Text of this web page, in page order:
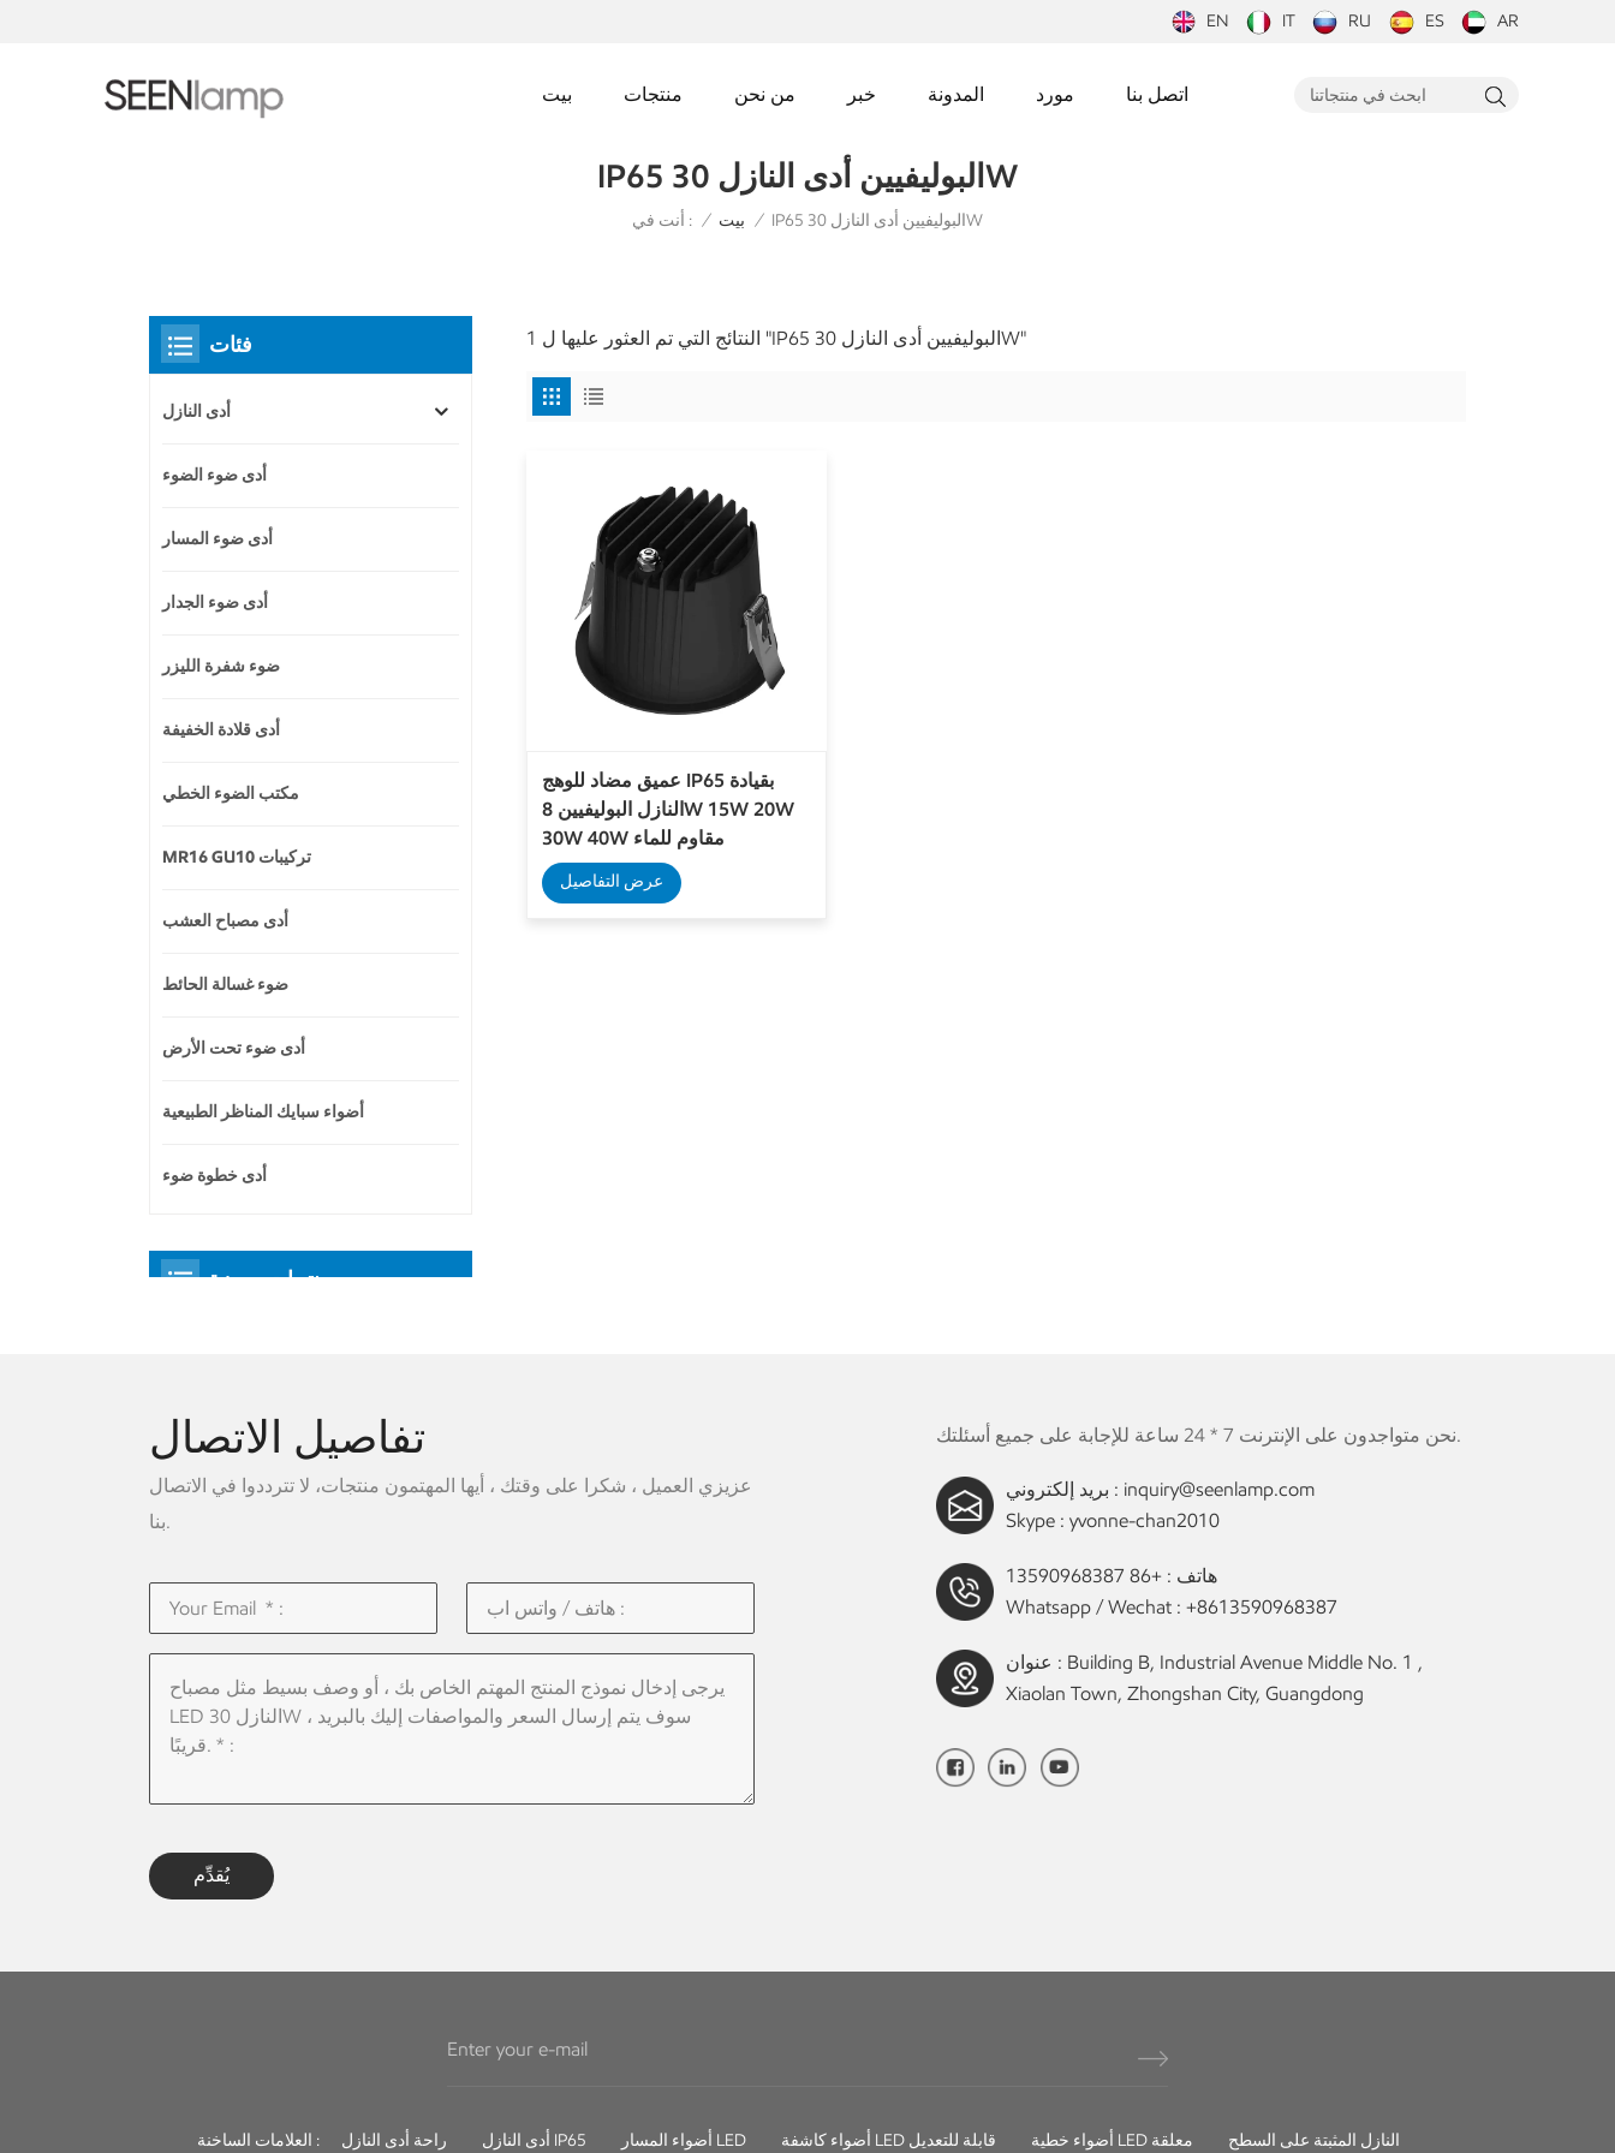
EN IT RU ES AR
بيت منتجات من نحن خبر المدونة مورد اتصل بنا
IP65 البوليفيين أدى النازل 30W
أنت في : / بيت / IP65 البوليفيين أدى النازل 30W
1 النتائج التي تم العثور عليها ل "IP65 البوليفيين أدى النازل 30W"
عميق مضاد للوهج IP65 بقيادة
النازل البوليفيين 8W 15W 20W
30W 40W مقاوم للماء
عرض التفاصيل
فئات
أدى النازل
أدى ضوء الضوء
أدى ضوء المسار
أدى ضوء الجدار
ضوء شفرة الليزر
أدى قلادة الخفيفة
مكتب الضوء الخطي
MR16 GU10 تركيبات
أدى مصباح العشب
ضوء غسالة الحائط
أدى ضوء تحت الأرض
أضواء سبايك المناظر الطبيعية
أدى خطوة ضوء
منتجات مميزة
تفاصيل الاتصال
عزيزي العميل ، شكرا على وقتك ، أيها المهتمون منتجات، لا تترددوا في الاتصال
بنا.
يُقدِّم
نحن متواجدون على الإنترنت 7 * 24 ساعة للإجابة على جميع أسئلتك.
بريد إلكتروني : inquiry@seenlamp.com
Skype :yvonne-chan2010
هاتف : +86 13590968387
Whatsapp / Wechat :+8613590968387
عنوان : Building B, Industrial Avenue Middle No. 1 ,
Xiaolan Town, Zhongshan City, Guangdong
العلامات الساخنة : راحة أدى النازل أدى النازل IP65 أضواء المسار LED أضواء كاشفة LED قابلة للتعديل أضواء خطية LED معلقة النازل المثبتة على السطح